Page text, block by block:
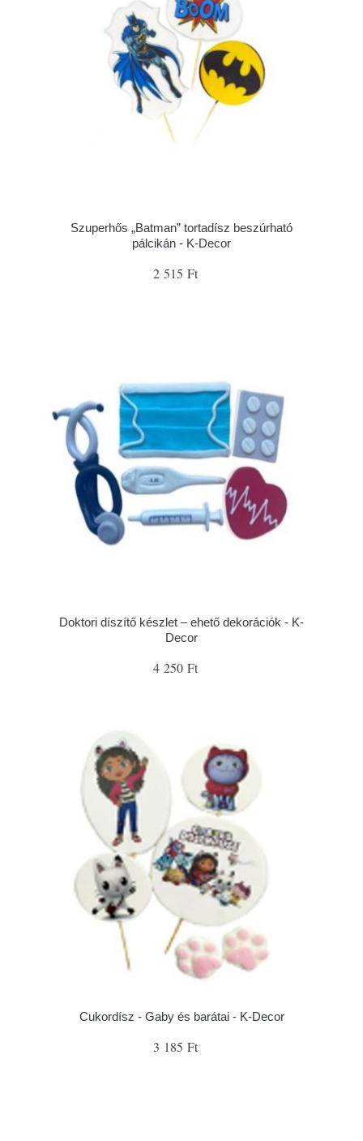
Szuperhős „Batman” tortadísz beszúrható
pálcikán - K-Decor
2 515 Ft
Doktori díszítő készlet – ehető dekorációk - K-
Decor
4 250 Ft
Cukordísz - Gaby és barátai - K-Decor
3 185 Ft